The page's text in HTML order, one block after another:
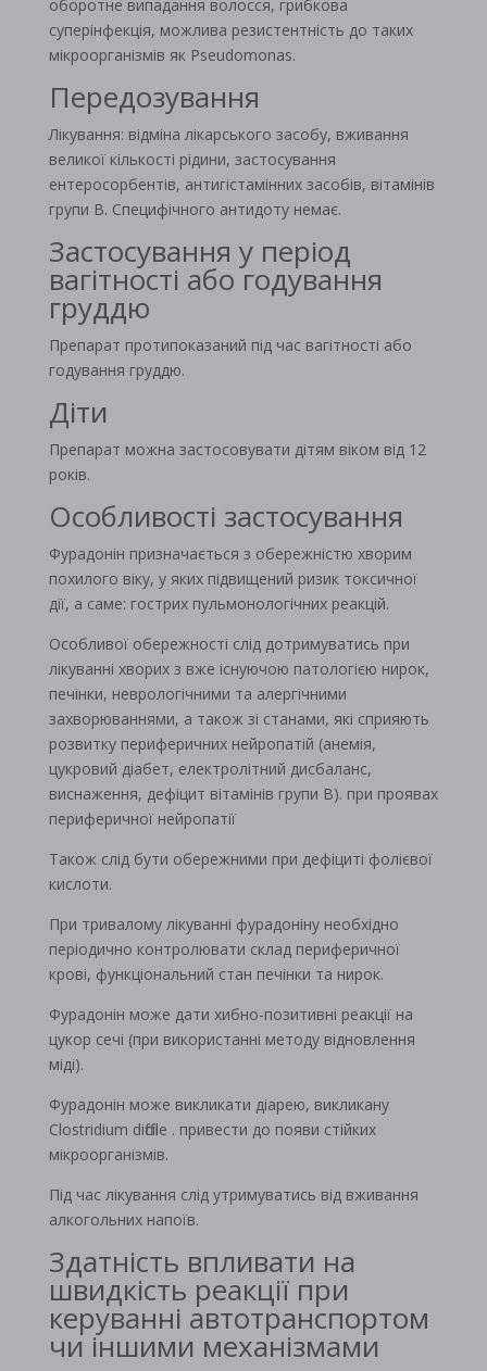
оборотне випадання волосся, грибкова
суперінфекція, можлива резистентність до таких
мікроорганізмів як Pseudomonas.
Передозування
Лікування: відміна лікарського засобу, вживання
великої кількості рідини, застосування
ентеросорбентів, антигістамінних засобів, вітамінів
групи В. Специфічного антидоту немає.
Застосування у період
вагітності або годування
груддю
Препарат протипоказаний під час вагітності або
годування груддю.
Діти
Препарат можна застосовувати дітям віком від 12
років.
Особливості застосування
Фурадонін призначається з обережністю хворим
похилого віку, у яких підвищений ризик токсичної
дії, а саме: гострих пульмонологічних реакцій.
Особливої ​​обережності слід дотримуватись при
лікуванні хворих з вже існуючою патологією нирок,
печінки, неврологічними та алергічними
захворюваннями, а також зі станами, які сприяють
розвитку периферичних нейропатій (анемія,
цукровий діабет, електролітний дисбаланс,
виснаження, дефіцит вітамінів групи В). при проявах
периферичної нейропатії
Також слід бути обережними при дефіциті фолієвої
кислоти.
При тривалому лікуванні фурадоніну необхідно
періодично контролювати склад периферичної
крові, функціональний стан печінки та нирок.
Фурадонін може дати хибно-позитивні реакції на
цукор сечі (при використанні методу відновлення
міді).
Фурадонін може викликати діарею, викликану
Clostridium difficile . привести до появи стійких
мікроорганізмів.
Під час лікування слід утримуватись від вживання
алкогольних напоїв.
Здатність впливати на
швидкість реакції при
керуванні автотранспортом
чи іншими механізмами